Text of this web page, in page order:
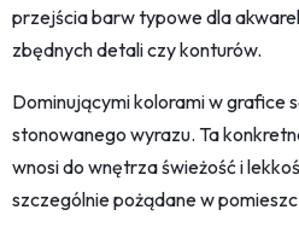
przejścia barw typowe dla
zbędnych detali czy konturów.
Dominującymi kolorami w grafice
stonowanego wyrazu. Ta
wnosi do wnętrza świeżość i
szczególnie pożądane w